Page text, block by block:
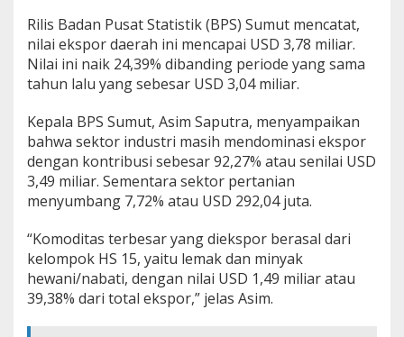
S
D
3
,
7
M
i
i
a
r
Rilis Badan Pusat Statistik (BPS) Sumut mencatat,
nilai ekspor daerah ini mencapai USD 3,78 miliar.
Nilai ini naik 24,39% dibanding periode yang sama
tahun lalu yang sebesar USD 3,04 miliar.
Kepala BPS Sumut, Asim Saputra, menyampaikan
bahwa sektor industri masih mendominasi ekspor
dengan kontribusi sebesar 92,27% atau senilai USD
3,49 miliar. Sementara sektor pertanian
menyumbang 7,72% atau USD 292,04 juta.
“Komoditas terbesar yang diekspor berasal dari
kelompok HS 15, yaitu lemak dan minyak
hewani/nabati, dengan nilai USD 1,49 miliar atau
39,38% dari total ekspor,” jelas Asim.